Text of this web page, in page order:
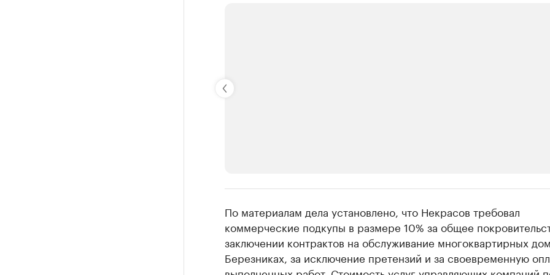
Крупнейшие производители и продавцы медийной
Ознакомьтесь с информацией в каталоге
По материалам дела установлено, что Некрасов требовал
коммерческие подкупы в размере 10% за общее
заключении контрактов на обслуживание многоквартирных
Березниках, за исключение претензий и за своевременную